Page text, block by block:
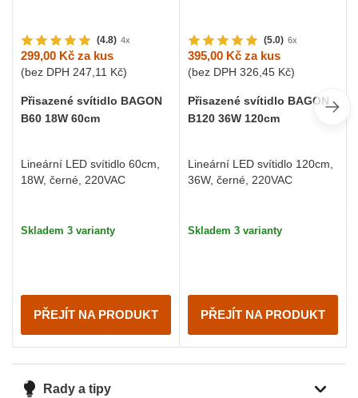
(4.8) 4x
299,00 Kč za kus
(bez DPH 247,11 Kč)
Přisazené svítidlo BAGON
B60 18W 60cm
Lineární LED svítidlo 60cm,
18W, černé, 220VAC
Skladem 3 varianty
PŘEJÍT NA PRODUKT
(5.0) 6x
395,00 Kč za kus
(bez DPH 326,45 Kč)
Přisazené svítidlo BAGON
B120 36W 120cm
Lineární LED svítidlo 120cm,
36W, černé, 220VAC
Skladem 3 varianty
PŘEJÍT NA PRODUKT
Rady a tipy